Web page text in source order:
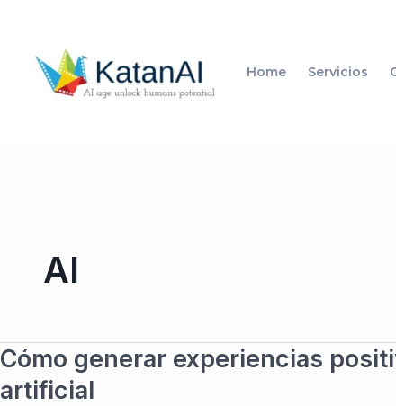
contenido
Home Servicios
AI
Cómo generar experiencias
artificial
Cómo
generar